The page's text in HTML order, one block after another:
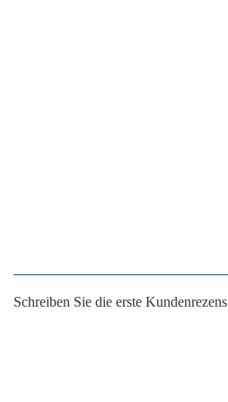
Schreiben Sie die erste